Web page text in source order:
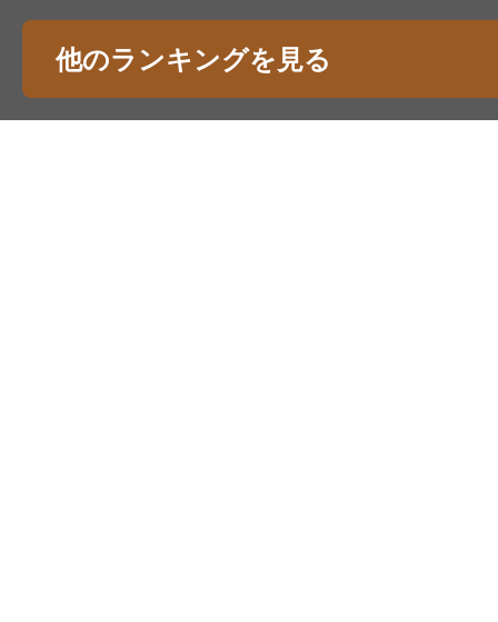
他のランキングを見る